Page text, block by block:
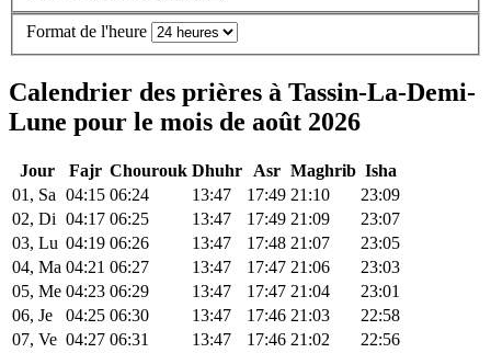
Format de l'heure
Calendrier des prières à Tassin-La-Demi-
Lune pour le mois de août 2026
Jour Fajr Chourouk Dhuhr Asr Maghrib Isha
01, Sa 04:15 06:24 13:47 17:49 21:10
23:09
02, Di 04:17 06:25 13:47 17:49 21:09
23:07
03, Lu 04:19 06:26 13:47 17:48 21:07
23:05
04, Ma 04:21 06:27 13:47 17:47 21:06
23:03
05, Me 04:23 06:29 13:47 17:47 21:04
23:01
06, Je
04:25 06:30 13:47 17:46 21:03
22:58
07, Ve 04:27 06:31 13:47 17:46 21:02
22:56